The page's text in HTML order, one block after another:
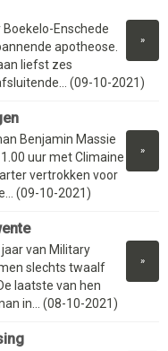
»
Boekelo-Enschede
apotheose.
liefst zes
(09-10-2021)
»
Benjamin Massie
uur met Climaine
vertrokken voor
(09-10-2021)
»
jaar van Military
slechts twaalf
laatste van hen
in... (08-10-2021)